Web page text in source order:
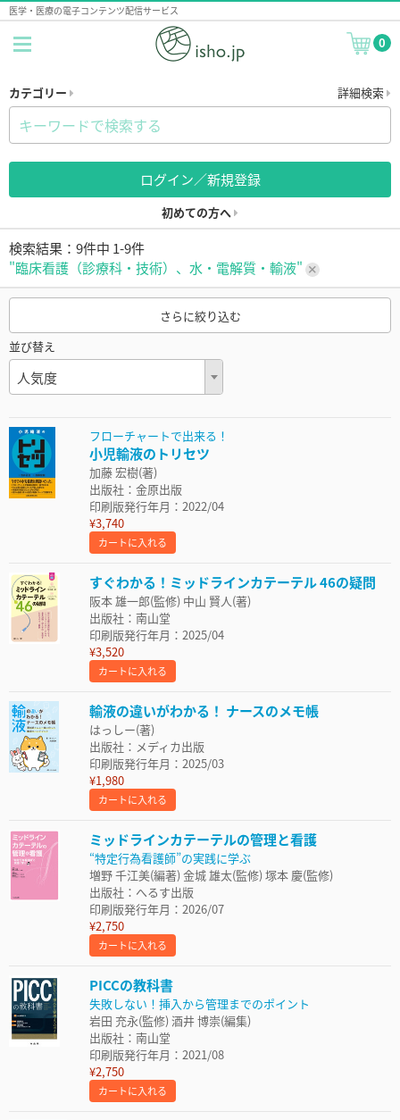
医学・医療の電子コンテンツ配信サービス
0
カテゴリー 詳細検索
ログイン／新規登録
初めての方へ
検索結果：9件中 1-9件
"臨床看護（診療科・技術）、水・電解質・輸液"
さらに絞り込む
並び替え
人気度
フローチャートで出来る！
小児輸液のトリセツ
加藤 宏樹(著)
出版社：金原出版
印刷版発行年月：2022/04
¥3,740
カートに入れる
すぐわかる！ミッドラインカテーテル 46の疑問
阪本 雄一郎(監修) 中山 賢人(著)
出版社：南山堂
印刷版発行年月：2025/04
¥3,520
カートに入れる
輸液の違いがわかる！ ナースのメモ帳
はっしー(著)
出版社：メディカ出版
印刷版発行年月：2025/03
¥1,980
カートに入れる
ミッドラインカテーテルの管理と看護
“特定行為看護師”の実践に学ぶ
増野 千江美(編著) 金城 雄太(監修) 塚本 慶(監修)
出版社：へるす出版
印刷版発行年月：2026/07
¥2,750
カートに入れる
PICCの教科書
失敗しない！挿入から管理までのポイント
岩田 充永(監修) 酒井 博崇(編集)
出版社：南山堂
印刷版発行年月：2021/08
¥2,750
カートに入れる